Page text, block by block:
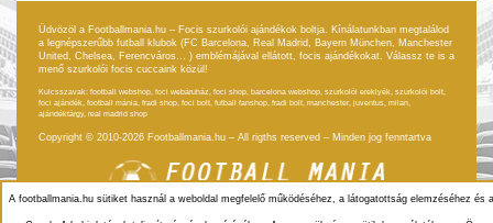
A footballmania.hu sütiket használ a weboldal megfelelő működéséhez, a látogatottság elemzéséhez és a
Üdvözöl a Footballmania.hu – Focis szurkolói ajándékok boltja. Kínálatunkban megtalálod
a legnépszerűbb futball klubok (FC Barcelona, Real Madrid, Bayern München, Manchester
United, Chelsea, Ferencváros... ) emblémájával ellátott, focis ajándékokat. Válassz te is a
menő szurkolói focis cuccaink közül!
Kulcsszavak: football webshop, foci webáruház, foci shop, barcelona webshop, szurkolói ereklyék, szurkolói bolt,
foci ajándék, football mánia, fradi shop, foci bolt, futball fanshop, fradi bolt, manchester, juventus, milan,
ajándéktárgy, real madrid shop
Copyright © 2010-2026 Footballmania.hu – All rigths reserved – Minden jog fenntartva